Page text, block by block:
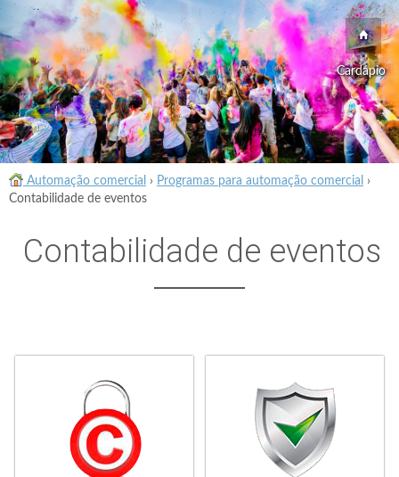
Cardápio
Automação comercial › Programas para automação comercial
›
Contabilidade de eventos
Contabilidade de eventos